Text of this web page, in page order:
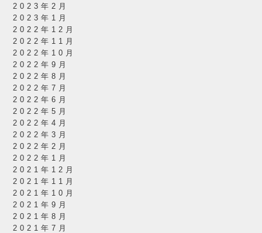
2023年2月
2023年1月
2022年12月
2022年11月
2022年10月
2022年9月
2022年8月
2022年7月
2022年6月
2022年5月
2022年4月
2022年3月
2022年2月
2022年1月
2021年12月
2021年11月
2021年10月
2021年9月
2021年8月
2021年7月